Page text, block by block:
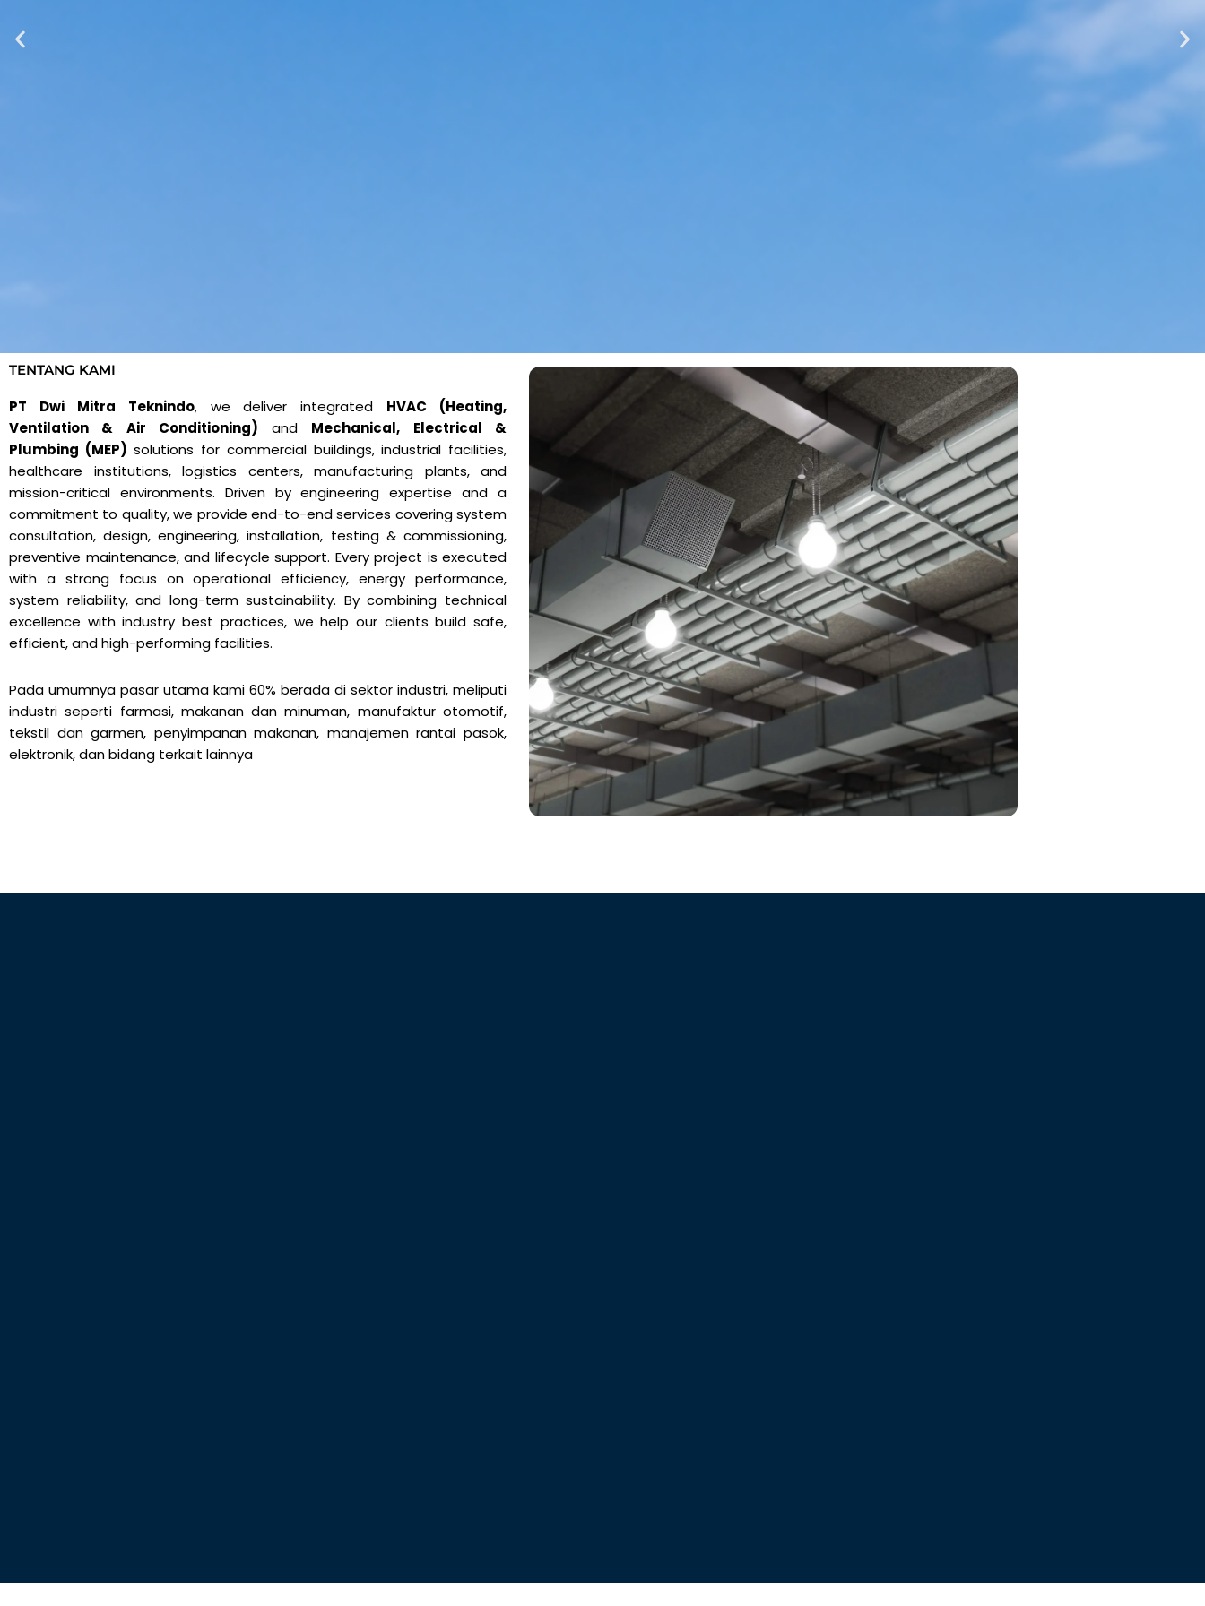
TENTANG KAMI
PT Dwi Mitra Teknindo, we deliver integrated HVAC (Heating,
Ventilation & Air Conditioning) and Mechanical, Electrical &
Plumbing (MEP) solutions for commercial buildings, industrial facilities,
healthcare institutions, logistics centers, manufacturing plants, and
mission-critical environments. Driven by engineering expertise and a
commitment to quality, we provide end-to-end services covering system
consultation, design, engineering, installation, testing & commissioning,
preventive maintenance, and lifecycle support. Every project is executed
with a strong focus on operational efficiency, energy performance,
system reliability, and long-term sustainability. By combining technical
excellence with industry best practices, we help our clients build safe,
efficient, and high-performing facilities.
Pada umumnya pasar utama kami 60% berada di sektor industri, meliputi
industri seperti farmasi, makanan dan minuman, manufaktur otomotif,
tekstil dan garmen, penyimpanan makanan, manajemen rantai pasok,
elektronik, dan bidang terkait lainnya